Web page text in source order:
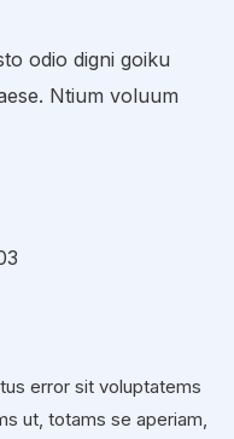
odio digni goiku
Ntium voluum
error sit voluptatems
ut, totams se aperiam,